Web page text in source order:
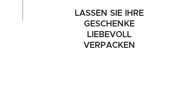
LASSEN SIE IHRE
GESCHENKE
LIEBEVOLL
VERPACKEN